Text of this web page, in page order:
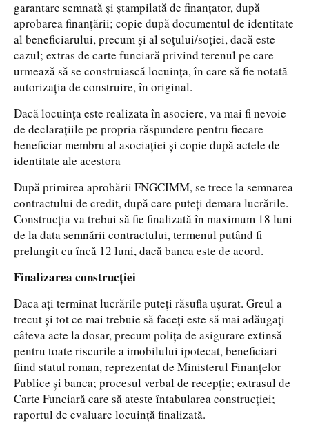
garantare semnată și ștampilată de finanțator, după
aprobarea finanțării; copie după documentul de identitate
al beneficiarului, precum și al soțului/soției, dacă este
cazul; extras de carte funciară privind terenul pe care
urmează să se construiască locuința, în care să fie notată
autorizația de construire, în original.
Dacă locuința este realizata în asociere, va mai fi nevoie
de declarațiile pe propria răspundere pentru fiecare
beneficiar membru al asociației și copie după actele de
identitate ale acestora
După primirea aprobării FNGCIMM, se trece la semnarea
contractului de credit, după care puteți demara lucrările.
Construcția va trebui să fie finalizată în maximum 18 luni
de la data semnării contractului, termenul putând fi
prelungit cu încă 12 luni, dacă banca este de acord.
Finalizarea construcției
Daca ați terminat lucrările puteți răsufla ușurat. Greul a
trecut și tot ce mai trebuie să faceți este să mai adăugați
câteva acte la dosar, precum polița de asigurare extinsă
pentru toate riscurile a imobilului ipotecat, beneficiari
fiind statul roman, reprezentat de Ministerul Finanțelor
Publice și banca; procesul verbal de recepție; extrasul de
Carte Funciară care să ateste întabularea construcției;
raportul de evaluare locuință finalizată.